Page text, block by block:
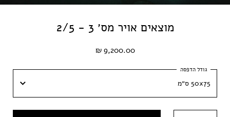
מוצאים אויר מס׳ 3 - 2/5
9,200.00 ₪
50x75 ס״מ